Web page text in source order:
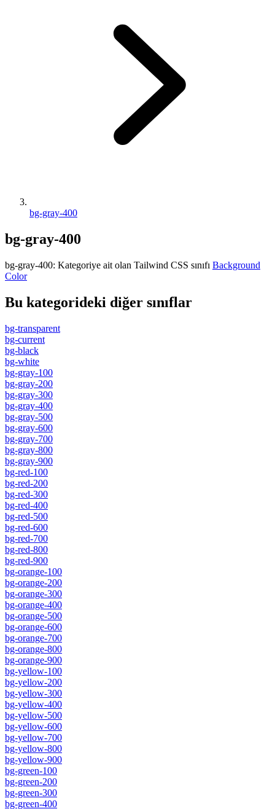
bg-gray-400
bg-gray-400
bg-gray-400: Kategoriye ait olan Tailwind CSS sınıfı Background
Color
Bu kategorideki diğer sınıflar
bg-transparent
bg-current
bg-black
bg-white
bg-gray-100
bg-gray-200
bg-gray-300
bg-gray-400
bg-gray-500
bg-gray-600
bg-gray-700
bg-gray-800
bg-gray-900
bg-red-100
bg-red-200
bg-red-300
bg-red-400
bg-red-500
bg-red-600
bg-red-700
bg-red-800
bg-red-900
bg-orange-100
bg-orange-200
bg-orange-300
bg-orange-400
bg-orange-500
bg-orange-600
bg-orange-700
bg-orange-800
bg-orange-900
bg-yellow-100
bg-yellow-200
bg-yellow-300
bg-yellow-400
bg-yellow-500
bg-yellow-600
bg-yellow-700
bg-yellow-800
bg-yellow-900
bg-green-100
bg-green-200
bg-green-300
bg-green-400